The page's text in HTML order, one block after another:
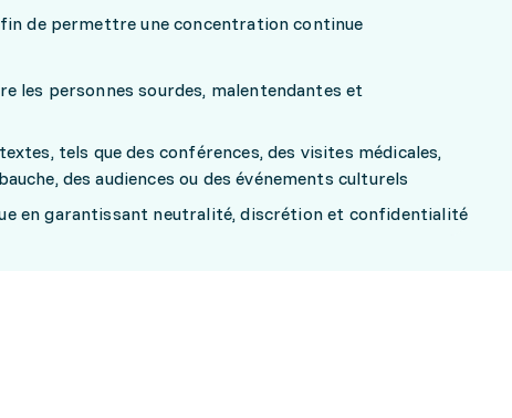
de permettre une concentration continue
les personnes sourdes, malentendantes et
tels que des conférences, des visites médicales,
des audiences ou des événements culturels
en garantissant neutralité, discrétion et confidentialité